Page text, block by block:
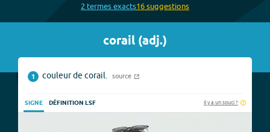
2 termesexacts16suggestions
corail (adj.)
1 couleur de corail. source
SIGNE DÉFINITION LSF Il y a un souci ?